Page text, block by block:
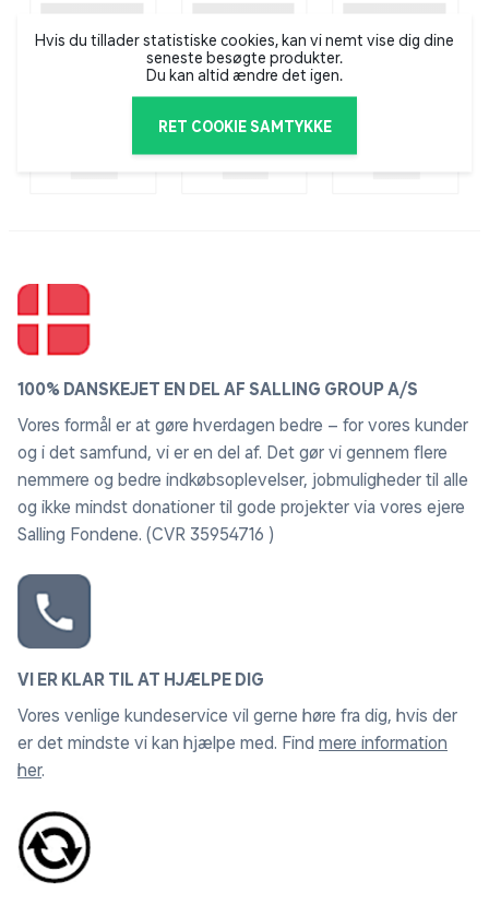
Hvis du tillader statistiske cookies, kan vi nemt vise dig dine
seneste besøgte produkter.
Du kan altid ændre det igen.
RET COOKIE SAMTYKKE
100% DANSKEJET EN DEL AF SALLING GROUP A/S
Vores formål er at gøre hverdagen bedre – for vores kunder
og i det samfund, vi er en del af. Det gør vi gennem flere
nemmere og bedre indkøbsoplevelser, jobmuligheder til alle
og ikke mindst donationer til gode projekter via vores ejere
Salling Fondene. (CVR 35954716 )
VI ER KLAR TIL AT HJÆLPE DIG
Vores venlige kundeservice vil gerne høre fra dig, hvis der
er det mindste vi kan hjælpe med. Find mere information
her.